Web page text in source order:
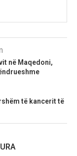
në Maqedoni,
të kancerit të